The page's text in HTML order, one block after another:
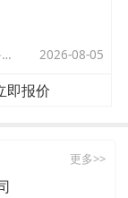
巴音库鲁提镇,托帕口岸六号库房 2026-08-05
即报价
更多>>